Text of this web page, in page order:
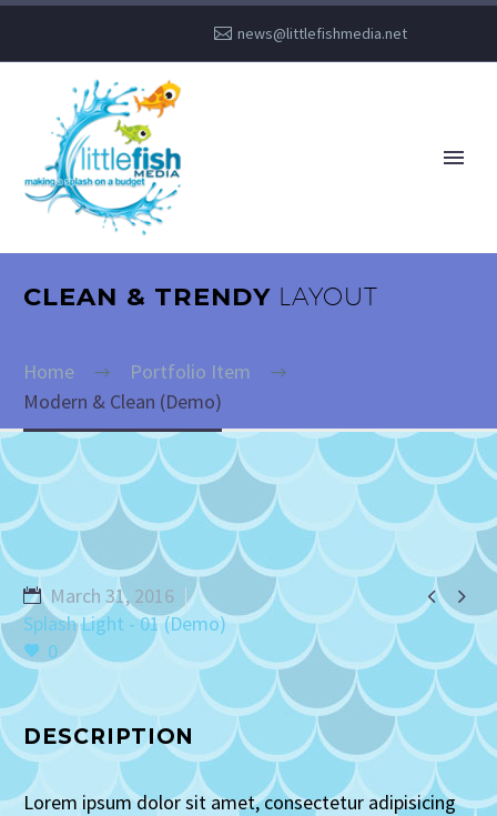
news@littlefishmedia.net
CLEAN & TRENDY LAYOUT
Home
Portfolio Item
Modern & Clean (Demo)
 
March 31, 2016
Splash Light - 01 (Demo)
0
DESCRIPTION
Lorem ipsum dolor sit amet, consectetur adipisicing